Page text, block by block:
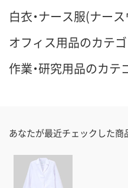
白衣・ナース服(ナー
オフィス用品のカテ
作業・研究用品のカテ
あなたが最近チェックした商